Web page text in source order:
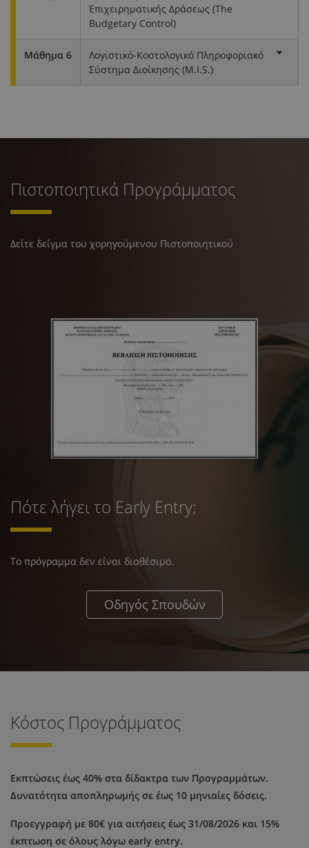
Επιχειρηματικής Δράσεως (The
Budgetary Control)
Μάθημα 6
Λογιστικό-Κοστολογικό Πληροφοριακό
Σύστημα Διοίκησης (M.I.S.)
Πιστοποιητικά Προγράμματος
Δείτε δείγμα του χορηγούμενου Πιστοποιητικού
Πότε λήγει το Early Entry;
Το πρόγραμμα δεν είναι διαθέσιμο.
Οδηγός Σπουδών
Κόστος Προγράμματος
Εκπτώσεις έως 40% στα δίδακτρα των Προγραμμάτων.
Δυνατότητα αποπληρωμής σε έως 10 μηνιαίες δόσεις.
Προεγγραφή με 80€ για αιτήσεις έως 31/08/2026 και 15%
έκπτωση σε όλους λόγω early entry.